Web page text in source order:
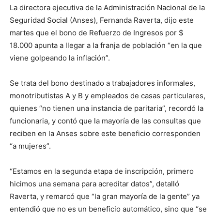
La directora ejecutiva de la Administración Nacional de la
Seguridad Social (Anses), Fernanda Raverta, dijo este
martes que el bono de Refuerzo de Ingresos por $
18.000 apunta a llegar a la franja de población “en la que
viene golpeando la inflación”.
Se trata del bono destinado a trabajadores informales,
monotributistas A y B y empleados de casas particulares,
quienes “no tienen una instancia de paritaria”, recordó la
funcionaria, y contó que la mayoría de las consultas que
reciben en la Anses sobre este beneficio corresponden
“a mujeres”.
“Estamos en la segunda etapa de inscripción, primero
hicimos una semana para acreditar datos”, detalló
Raverta, y remarcó que “la gran mayoría de la gente” ya
entendió que no es un beneficio automático, sino que “se